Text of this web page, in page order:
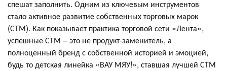
спешат заполнить. Одним из ключевым инструментов
стало активное развитие собственных торговых марок
(СТМ). Как показывает практика торговой сети «Лента»,
успешные СТМ – это не продукт-заменитель, а
полноценный бренд с собственной историей и эмоцией,
будь то детская линейка «ВАУ МЯУ!», ставшая лучшей СТМ